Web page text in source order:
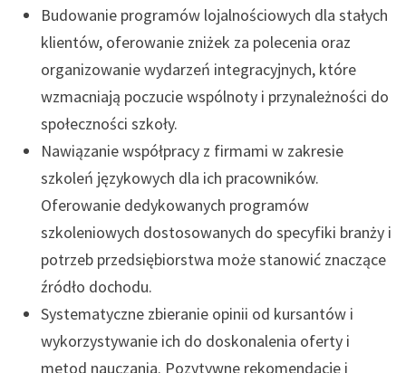
Budowanie programów lojalnościowych dla stałych
klientów, oferowanie zniżek za polecenia oraz
organizowanie wydarzeń integracyjnych, które
wzmacniają poczucie wspólnoty i przynależności do
społeczności szkoły.
Nawiązanie współpracy z firmami w zakresie
szkoleń językowych dla ich pracowników.
Oferowanie dedykowanych programów
szkoleniowych dostosowanych do specyfiki branży i
potrzeb przedsiębiorstwa może stanowić znaczące
źródło dochodu.
Systematyczne zbieranie opinii od kursantów i
wykorzystywanie ich do doskonalenia oferty i
metod nauczania. Pozytywne rekomendacje i